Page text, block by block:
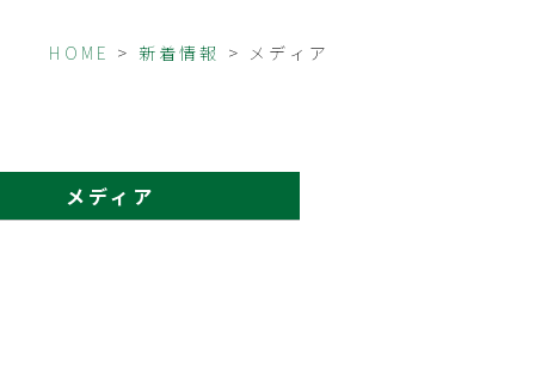
HOME > 新着情報 > メディア
メディア